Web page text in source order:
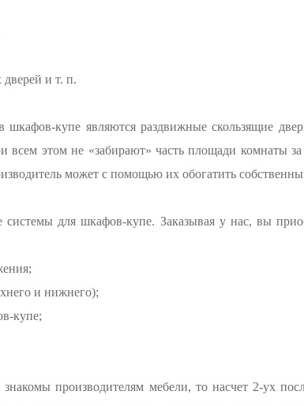
и т. п.
купе являются раздвижные скользящие
этом не «забирают» часть площади комнаты за
может с помощью их обогатить
для шкафов-купе. Заказывая у нас, вы
и нижнего);
купе;
производителям мебели, то насчет 2-ух